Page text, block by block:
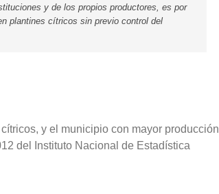
y de los propios productores, es por
plantines cítricos sin previo control del
y el municipio con mayor producción
del Instituto Nacional de Estadística